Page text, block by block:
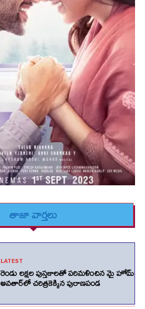
తాజా వార్తలు
LATEST
రెండు లక్షల పుస్తకాలతో పరిమళించిన మై హోమ్
అవతార్‌లో చరిత్రకెక్కిన పురాణపండ